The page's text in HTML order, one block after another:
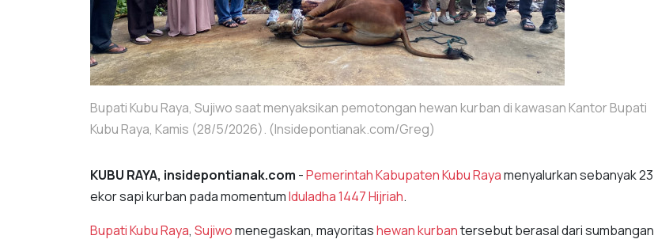
Bupati Kubu Raya, Sujiwo saat menyaksikan pemotongan hewan kurban di kawasan Kantor Bupati
Kubu Raya, Kamis (28/5/2026). (Insidepontianak.com/Greg)
KUBU RAYA, insidepontianak.com -Pemerintah Kabupaten Kubu Rayamenyalurkan sebanyak 23
ekor sapi kurban pada momentumIduladha 1447 Hijriah.
Bupati Kubu Raya, Sujiwomenegaskan, mayoritashewan kurbantersebut berasal dari sumbangan